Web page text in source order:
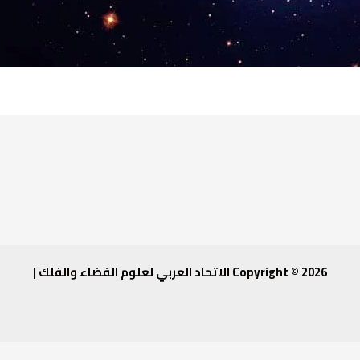
Copyright © 2026 الاتحاد العربي لعلوم الفضاء والفلك |